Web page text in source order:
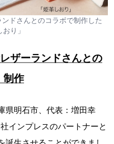
ドさんとのコラボで制作した
おり」
ザーランドさんとの
制作
県明石市、代表：増田幸
インプレスのパートナーと